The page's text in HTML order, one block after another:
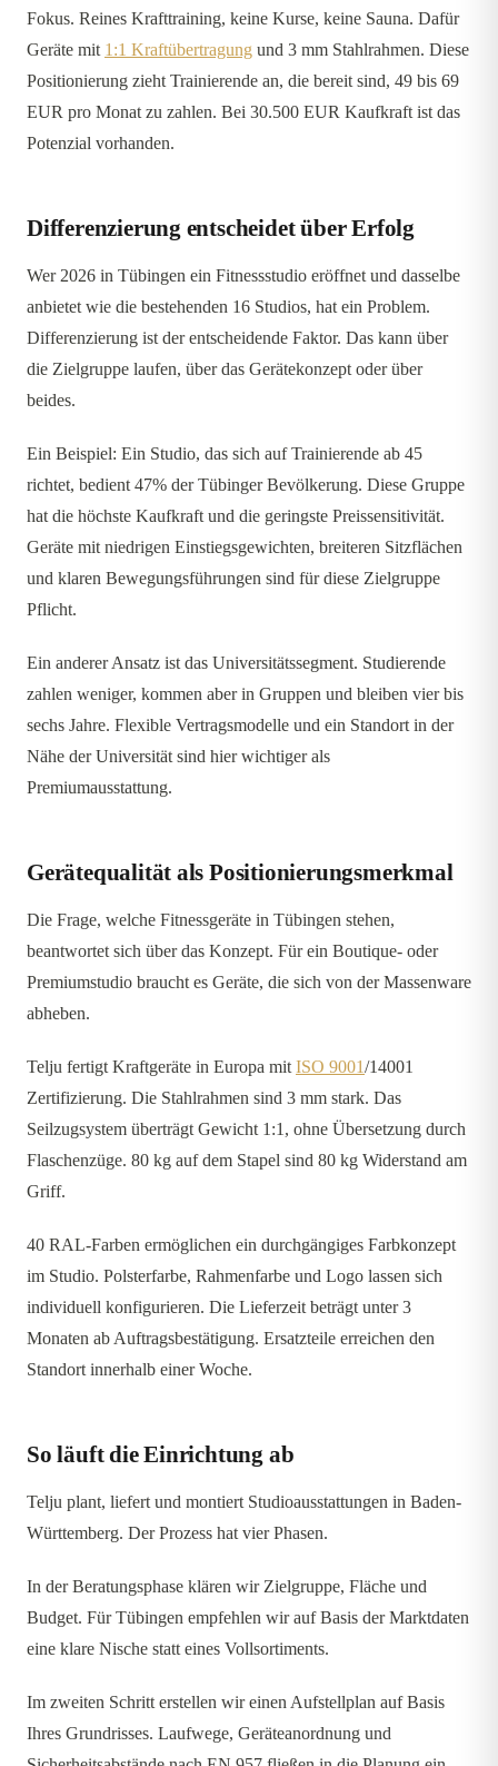
Fokus. Reines Krafttraining, keine Kurse, keine Sauna. Dafür
Geräte mit 1:1 Kraftübertragung und 3 mm Stahlrahmen. Diese
Positionierung zieht Trainierende an, die bereit sind, 49 bis 69
EUR pro Monat zu zahlen. Bei 30.500 EUR Kaufkraft ist das
Potenzial vorhanden.
Differenzierung entscheidet über Erfolg
Wer 2026 in Tübingen ein Fitnessstudio eröffnet und dasselbe
anbietet wie die bestehenden 16 Studios, hat ein Problem.
Differenzierung ist der entscheidende Faktor. Das kann über
die Zielgruppe laufen, über das Gerätekonzept oder über
beides.
Ein Beispiel: Ein Studio, das sich auf Trainierende ab 45
richtet, bedient 47% der Tübinger Bevölkerung. Diese Gruppe
hat die höchste Kaufkraft und die geringste Preissensitivität.
Geräte mit niedrigen Einstiegsgewichten, breiteren Sitzflächen
und klaren Bewegungsführungen sind für diese Zielgruppe
Pflicht.
Ein anderer Ansatz ist das Universitätssegment. Studierende
zahlen weniger, kommen aber in Gruppen und bleiben vier bis
sechs Jahre. Flexible Vertragsmodelle und ein Standort in der
Nähe der Universität sind hier wichtiger als
Premiumausstattung.
Gerätequalität als Positionierungsmerkmal
Die Frage, welche Fitnessgeräte in Tübingen stehen,
beantwortet sich über das Konzept. Für ein Boutique- oder
Premiumstudio braucht es Geräte, die sich von der Massenware
abheben.
Telju fertigt Kraftgeräte in Europa mit ISO 9001/14001
Zertifizierung. Die Stahlrahmen sind 3 mm stark. Das
Seilzugsystem überträgt Gewicht 1:1, ohne Übersetzung durch
Flaschenzüge. 80 kg auf dem Stapel sind 80 kg Widerstand am
Griff.
40 RAL-Farben ermöglichen ein durchgängiges Farbkonzept
im Studio. Polsterfarbe, Rahmenfarbe und Logo lassen sich
individuell konfigurieren. Die Lieferzeit beträgt unter 3
Monaten ab Auftragsbestätigung. Ersatzteile erreichen den
Standort innerhalb einer Woche.
So läuft die Einrichtung ab
Telju plant, liefert und montiert Studioausstattungen in Baden-
Württemberg. Der Prozess hat vier Phasen.
In der Beratungsphase klären wir Zielgruppe, Fläche und
Budget. Für Tübingen empfehlen wir auf Basis der Marktdaten
eine klare Nische statt eines Vollsortiments.
Im zweiten Schritt erstellen wir einen Aufstellplan auf Basis
Ihres Grundrisses. Laufwege, Geräteanordnung und